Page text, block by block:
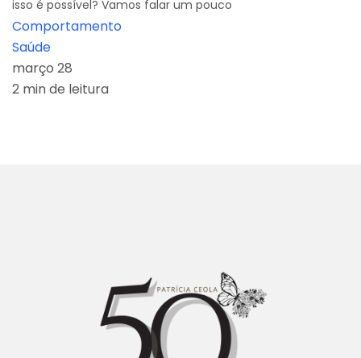
isso é possível? Vamos falar um pouco
Comportamento
Saúde
março 28
2 min de leitura